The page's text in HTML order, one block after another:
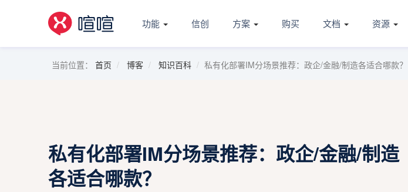
功能 信创 方案 购买 文档 资源
当前位置： 首页 博客 知识百科 私有化部署IM分场景推荐：政企/金融/制造各适合哪款？
私有化部署IM分场景推荐：政企/金融/制造
各适合哪款？